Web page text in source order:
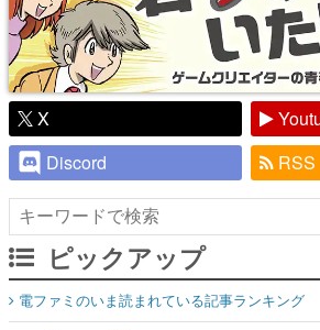
X
Discord
RSS
ピックアップ
電ファミのいま読まれている記事ランキング